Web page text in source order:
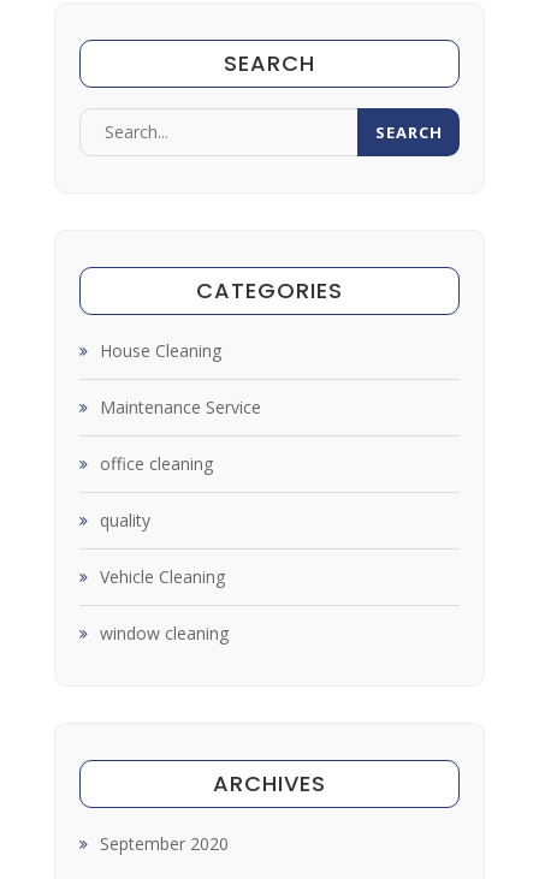
SEARCH
CATEGORIES
House Cleaning
Maintenance Service
office cleaning
quality
Vehicle Cleaning
window cleaning
ARCHIVES
September 2020